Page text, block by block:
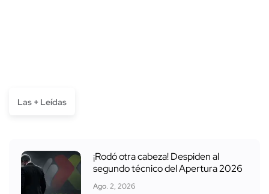
Las + Leídas
¡Rodó otra cabeza! Despiden al
segundo técnico del Apertura 2026
Ago. 2, 2026